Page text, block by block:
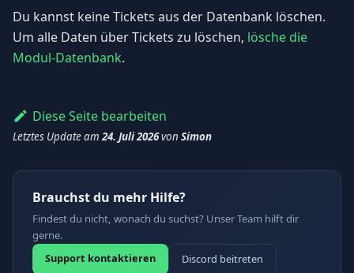
Du kannst keine Tickets aus der Datenbank löschen.
Um alle Daten über Tickets zu löschen, lösche die
Modul-Datenbank.
Diese Seite bearbeiten
Letztes Updateam24. Juli 2026von Simon
Brauchst du mehr Hilfe?
Findest du nicht, wonach du suchst? Unser Team hilft dir
gerne.
Support kontaktieren
Discord beitreten